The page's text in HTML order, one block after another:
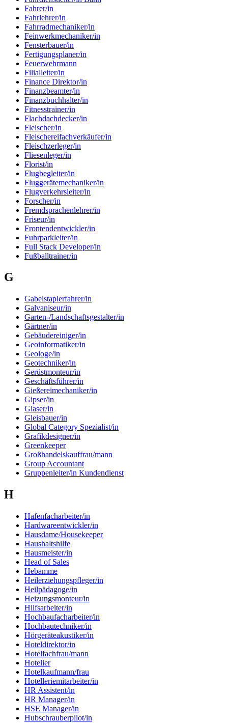
Fahrer/in
Fahrlehrer/in
Fahrradmechaniker/in
Feinwerkmechaniker/in
Fensterbauer/in
Fertigungsplaner/in
Feuerwehrmann
Filialleiter/in
Finance Direktor/in
Finanzbeamter/in
Finanzbuchhalter/in
Fitnesstrainer/in
Flachdachdecker/in
Fleischer/in
Fleischereifachverkäufer/in
Fleischzerleger/in
Fliesenleger/in
Florist/in
Flugbegleiter/in
Fluggerätemechaniker/in
Flugverkehrsleiter/in
Forscher/in
Fremdsprachenlehrer/in
Friseur/in
Frontendentwickler/in
Fuhrparkleiter/in
Full Stack Developer/in
Fußballtrainer/in
G
Gabelstaplerfahrer/in
Galvaniseur/in
Garten-/Landschaftsgestalter/in
Gärtner/in
Gebäudereiniger/in
Geoinformatiker/in
Geologe/in
Geotechniker/in
Gerüstmonteur/in
Geschäftsführer/in
Gießereimechaniker/in
Gipser/in
Glaser/in
Gleisbauer/in
Global Category Spezialist/in
Grafikdesigner/in
Greenkeeper
Großhandelskauffrau/mann
Group Accountant
Gruppenleiter/in Kundendienst
H
Hafenfacharbeiter/in
Hardwareentwickler/in
Hausdame/Housekeeper
Haushaltshilfe
Hausmeister/in
Head of Sales
Hebamme
Heilerziehungspfleger/in
Heilpädagoge/in
Heizungsmonteur/in
Hilfsarbeiter/in
Hochbaufacharbeiter/in
Hochbautechniker/in
Hörgeräteakustiker/in
Hoteldirektor/in
Hotelfachfrau/mann
Hotelier
Hotelkaufmann/frau
Hotelleriemitarbeiter/in
HR Assistent/in
HR Manager/in
HSE Manager/in
Hubschrauberpilot/in